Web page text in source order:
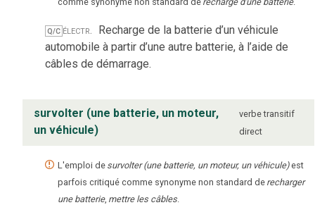
Q/C électr.
Recharge de la batterie d’un véhicule
automobile à partir d’une autre batterie, à l’aide de
câbles de démarrage.
survolter (une batterie, un moteur,
un véhicule)
verbe transitif
direct
L'emploi de survolter (une batterie, un moteur, un véhicule)est
parfois critiqué comme synonyme non standard de recharger
une batterie, mettre les câbles